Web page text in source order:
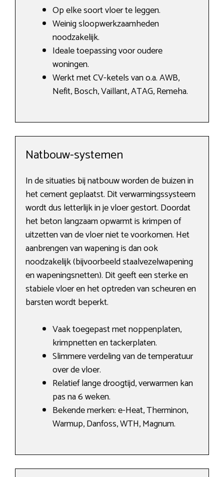
Op elke soort vloer te leggen.
Weinig sloopwerkzaamheden
noodzakelijk.
Ideale toepassing voor oudere
woningen.
Werkt met CV-ketels van o.a. AWB,
Nefit, Bosch, Vaillant, ATAG, Remeha.
Natbouw-systemen
In de situaties bij natbouw worden de buizen in
het cement geplaatst. Dit verwarmingssysteem
wordt dus letterlijk in je vloer gestort. Doordat
het beton langzaam opwarmt is krimpen of
uitzetten van de vloer niet te voorkomen. Het
aanbrengen van wapening is dan ook
noodzakelijk (bijvoorbeeld staalvezelwapening
en wapeningsnetten). Dit geeft een sterke en
stabiele vloer en het optreden van scheuren en
barsten wordt beperkt.
Vaak toegepast met noppenplaten,
krimpnetten en tackerplaten.
Slimmere verdeling van de temperatuur
over de vloer.
Relatief lange droogtijd, verwarmen kan
pas na 6 weken.
Bekende merken: e-Heat, Therminon,
Warmup, Danfoss, WTH, Magnum.